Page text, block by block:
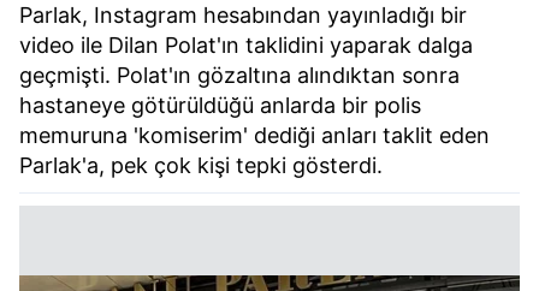
Parlak, Instagram hesabından yayınladığı bir
video ile Dilan Polat'ın taklidini yaparak dalga
geçmişti. Polat'ın gözaltına alındıktan sonra
hastaneye götürüldüğü anlarda bir polis
memuruna 'komiserim' dediği anları taklit eden
Parlak'a, pek çok kişi tepki gösterdi.